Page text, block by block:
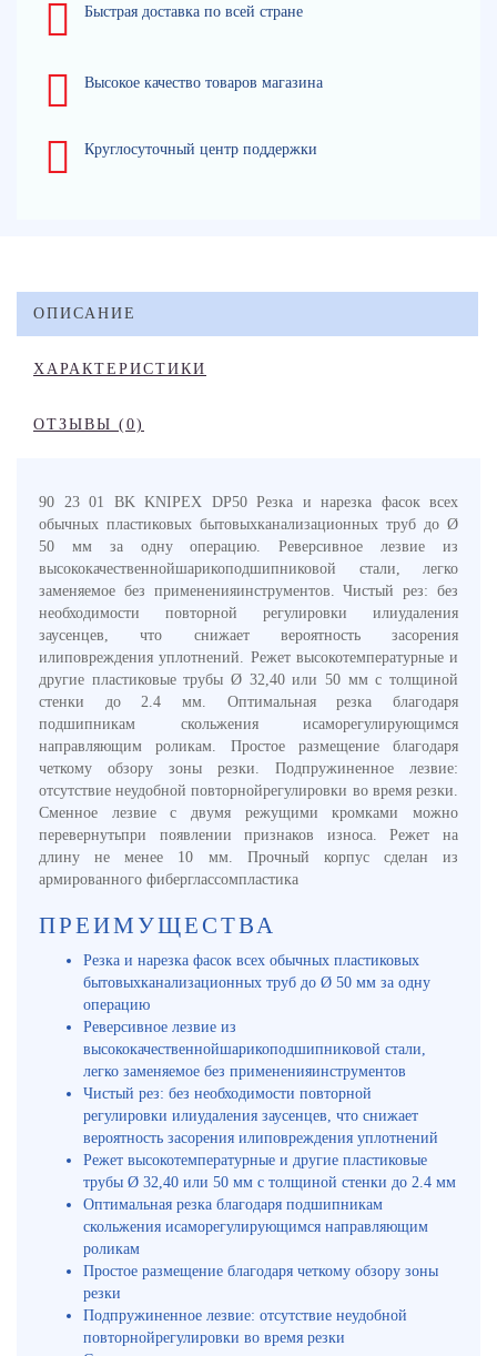
Быстрая доставка по всей стране
Высокое качество товаров магазина
Круглосуточный центр поддержки
ОПИСАНИЕ
ХАРАКТЕРИСТИКИ
ОТЗЫВЫ (0)
90 23 01 BK KNIPEX DP50 Резка и нарезка фасок всех
обычных пластиковых бытовыхканализационных труб до Ø
50 мм за одну операцию. Реверсивное лезвие из
высококачественнойшарикоподшипниковой стали, легко
заменяемое без примененияинструментов. Чистый рез: без
необходимости повторной регулировки илиудаления
заусенцев, что снижает вероятность засорения
илиповреждения уплотнений. Режет высокотемпературные и
другие пластиковые трубы Ø 32,40 или 50 мм с толщиной
стенки до 2.4 мм. Оптимальная резка благодаря
подшипникам скольжения исаморегулирующимся
направляющим роликам. Простое размещение благодаря
четкому обзору зоны резки. Подпружиненное лезвие:
отсутствие неудобной повторнойрегулировки во время резки.
Сменное лезвие с двумя режущими кромками можно
перевернутьпри появлении признаков износа. Режет на
длину не менее 10 мм. Прочный корпус сделан из
армированного фиберглассомпластика
ПРЕИМУЩЕСТВА
Резка и нарезка фасок всех обычных пластиковых
бытовыхканализационных труб до Ø 50 мм за одну
операцию
Реверсивное лезвие из
высококачественнойшарикоподшипниковой стали,
легко заменяемое без примененияинструментов
Чистый рез: без необходимости повторной
регулировки илиудаления заусенцев, что снижает
вероятность засорения илиповреждения уплотнений
Режет высокотемпературные и другие пластиковые
трубы Ø 32,40 или 50 мм с толщиной стенки до 2.4 мм
Оптимальная резка благодаря подшипникам
скольжения исаморегулирующимся направляющим
роликам
Простое размещение благодаря четкому обзору зоны
резки
Подпружиненное лезвие: отсутствие неудобной
повторнойрегулировки во время резки